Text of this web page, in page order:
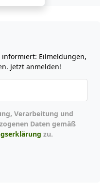
informiert: Eilmeldungen,
Jetzt anmelden!
Daten gemäß
zu.